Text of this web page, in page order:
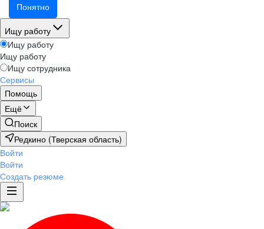
Понятно
Ищу работу
Ищу работу
Ищу работу
Ищу сотрудника
Сервисы
Помощь
Ещё
Поиск
Редкино (Тверская область)
Войти
Войти
Создать резюме